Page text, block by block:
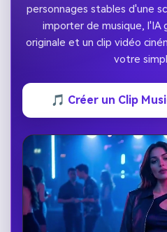
personnages stables d'une
importer de musique, l'IA
originale et un clip vidéo
votre
🎵 Créer un Clip